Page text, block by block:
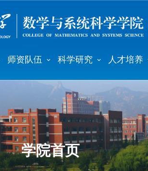
师资队伍 科学研究 人才培养
学院首页